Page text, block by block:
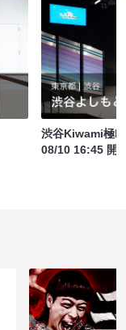
渋谷Kiwami極
08/10 16:45 開